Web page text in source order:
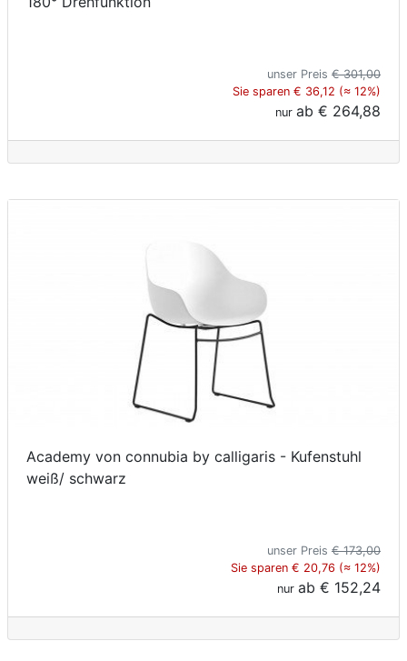
unser Preis € 301,00
Sie sparen € 36,12 (≈ 12%)
nur ab € 264,88
Academy von connubia by calligaris - Kufenstuhl
weiß/ schwarz
unser Preis € 173,00
Sie sparen € 20,76 (≈ 12%)
nur ab € 152,24